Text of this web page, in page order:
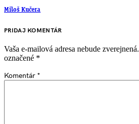
Miloš Kučera
PRIDAJ KOMENTÁR
Vaša e-mailová adresa nebude zverejnená.
označené *
Komentár *